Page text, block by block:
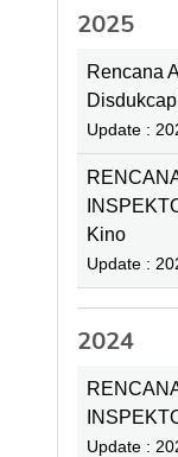
2025
Rencana
Update :
Kino
Update :
2024
Update :